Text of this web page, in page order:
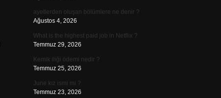
ayetlerden oluşan bölümlere ne denir ?
Ağustos 4, 2026
What is the highest paid job in Netflix ?
Temmuz 29, 2026
Kemik iliği ödemi nedir ?
Temmuz 25, 2026
June kız ismi mi ?
Temmuz 23, 2026